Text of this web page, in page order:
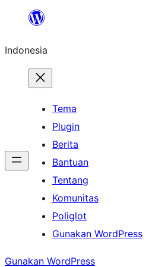
Lewati
konten
Indonesia
Tema
Plugin
Berita
Bantuan
Tentang
Komunitas
Poliglot
Gunakan WordPress
Gunakan WordPress